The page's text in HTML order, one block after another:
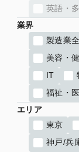
英語・
業界
製造業
美容・
IT
福祉・
エリア
東京
神戸/兵